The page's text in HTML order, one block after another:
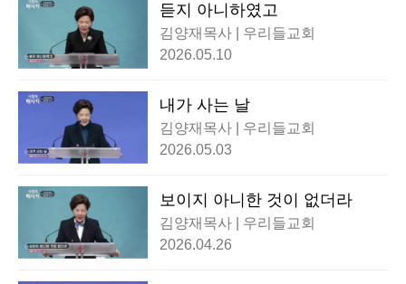
듣지 아니하였고
김양재목사 | 우리들교회
2026.05.10
내가 사는 날
김양재목사 | 우리들교회
2026.05.03
보이지 아니한 것이 없더라
김양재목사 | 우리들교회
2026.04.26